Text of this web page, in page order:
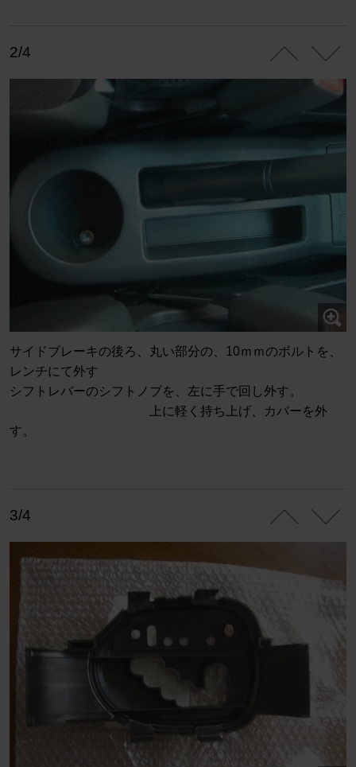
2/4
サイドブレーキの後ろ、丸い部分の、10ｍｍのボルトを、
レンチにて外す
シフトレバーのシフトノブを、左に手で回し外す。
上に軽く持ち上げ、カバーを外
す。
3/4